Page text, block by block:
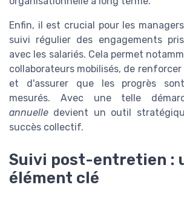
Enfin, il est crucial pour les
suivi régulier des engagements
avec les salariés. Cela permet
collaborateurs mobilisés, de renforcer
et d'assurer que les progrès
mesurés. Avec une telle
annuelle devient un outil
succès collectif.
Suivi post-entretien :
élément clé